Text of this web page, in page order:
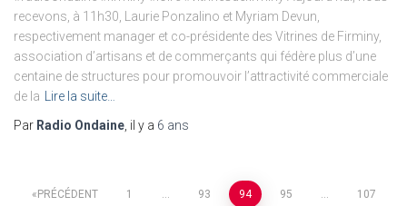
recevons, à 11h30, Laurie Ponzalino et Myriam Devun,
respectivement manager et co-présidente des Vitrines de Firminy,
association d’artisans et de commerçants qui fédère plus d’une
centaine de structures pour promouvoir l’attractivité commerciale
de la Lire la suite…
Par Radio Ondaine, il y a 6 ans
PRÉCÉDENT 1 … 93 94 95 … 107